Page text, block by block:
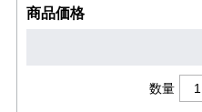
商品価格
数量